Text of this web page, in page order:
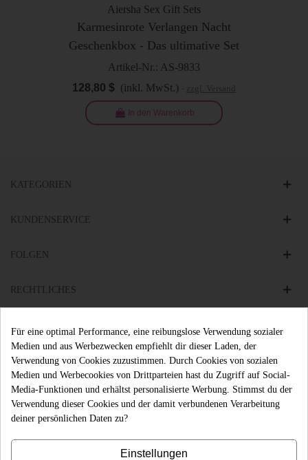
Aiersha Sex Gift Sets
Karmesinrote Verlangen Nacht
Geschenkbox - Das ultimative Set
für gewagte Fantasien
Artikel-Nr.: AS-9833
128,80 $ (inkl. MwSt.) zzgl. Versand
In den Warenkorb
KATEGORIEN
KUNDENSERVICE
FOLGEN
RECHTLICHES
Preisangaben zzgl. gesetzl. MwSt. undzzgl. Versand
Für eine optimal Performance, eine reibungslose Verwendung sozialer
Medien und aus Werbezwecken empfiehlt dir dieser Laden, der
Verwendung von Cookies zuzustimmen. Durch Cookies von sozialen
Medien und Werbecookies von Drittparteien hast du Zugriff auf Social-
Media-Funktionen und erhältst personalisierte Werbung. Stimmst du der
Verwendung dieser Cookies und der damit verbundenen Verarbeitung
deiner persönlichen Daten zu?
Einstellungen